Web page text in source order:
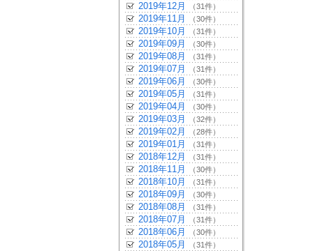
2019年12月 （31件）
2019年11月 （30件）
2019年10月 （31件）
2019年09月 （30件）
2019年08月 （31件）
2019年07月 （31件）
2019年06月 （30件）
2019年05月 （31件）
2019年04月 （30件）
2019年03月 （32件）
2019年02月 （28件）
2019年01月 （31件）
2018年12月 （31件）
2018年11月 （30件）
2018年10月 （31件）
2018年09月 （30件）
2018年08月 （31件）
2018年07月 （31件）
2018年06月 （30件）
2018年05月 （31件）